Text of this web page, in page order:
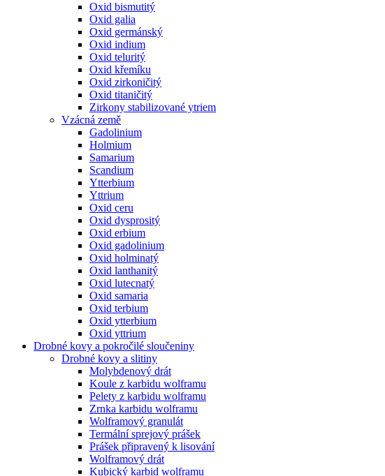
Oxid bismutitý
Oxid galia
Oxid germánský
Oxid indium
Oxid teluritý
Oxid křemíku
Oxid zirkoničitý
Oxid titaničitý
Zirkony stabilizované ytriem
Vzácná země
Gadolinium
Holmium
Samarium
Scandium
Ytterbium
Yttrium
Oxid ceru
Oxid dysprositý
Oxid erbium
Oxid gadolinium
Oxid holminatý
Oxid lanthanitý
Oxid lutecnatý
Oxid samaria
Oxid terbium
Oxid ytterbium
Oxid yttrium
Drobné kovy a pokročilé sloučeniny
Drobné kovy a slitiny
Molybdenový drát
Koule z karbidu wolframu
Pelety z karbidu wolframu
Zrnka karbidu wolframu
Wolframový granulát
Termální sprejový prášek
Prášek připravený k lisování
Wolframový drát
Kubický karbid wolframu